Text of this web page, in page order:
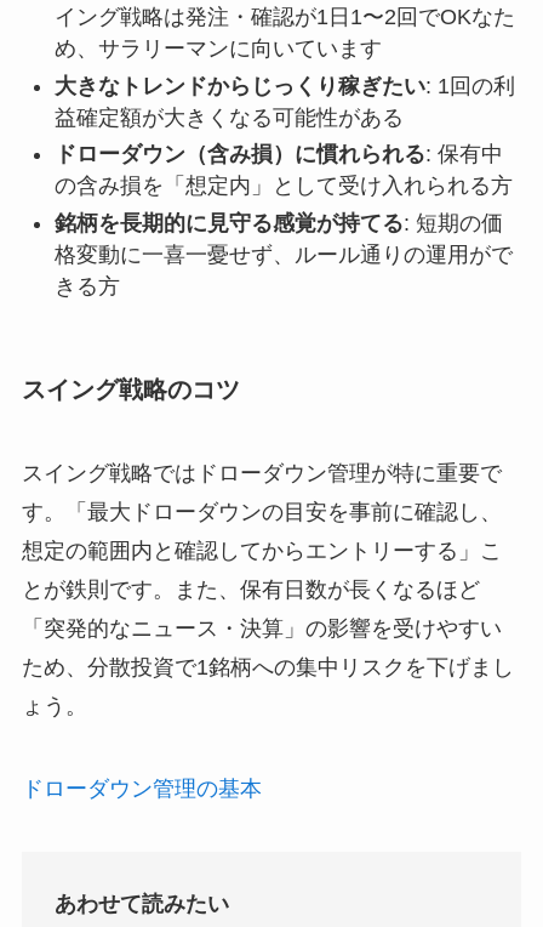
イング戦略は発注・確認が1日1〜2回でOKなた
め、サラリーマンに向いています
大きなトレンドからじっくり稼ぎたい: 1回の利
益確定額が大きくなる可能性がある
ドローダウン（含み損）に慣れられる: 保有中
の含み損を「想定内」として受け入れられる方
銘柄を長期的に見守る感覚が持てる: 短期の価
格変動に一喜一憂せず、ルール通りの運用がで
きる方
スイング戦略のコツ
スイング戦略ではドローダウン管理が特に重要で
す。「最大ドローダウンの目安を事前に確認し、
想定の範囲内と確認してからエントリーする」こ
とが鉄則です。また、保有日数が長くなるほど
「突発的なニュース・決算」の影響を受けやすい
ため、分散投資で1銘柄への集中リスクを下げまし
ょう。
ドローダウン管理の基本
あわせて読みたい